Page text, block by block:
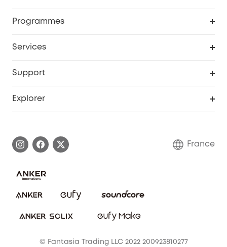
Programmes
Services
Support
Annuler la commande
Explorer
Communauté eufy Security
France
© Fantasia Trading LLC 2022 200923810277